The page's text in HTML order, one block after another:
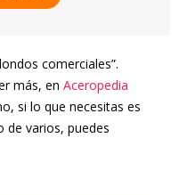
comerciales”.
más, en Aceropedia
si lo que necesitas es
de varios, puedes